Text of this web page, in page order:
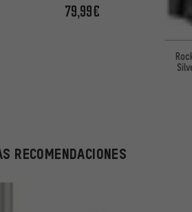
79,99€
RECOMENDACIONES